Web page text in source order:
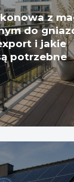
z
do
i jakie
potrzebne